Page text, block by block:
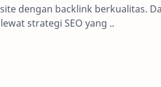
dengan backlink berkualitas.
strategi SEO yang ..